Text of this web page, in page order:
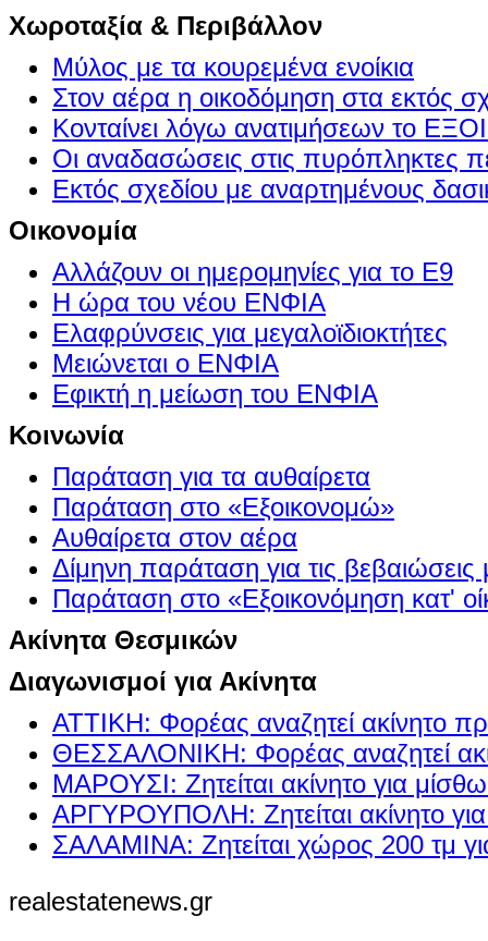
Χωροταξία & Περιβάλλον
Μύλος με τα κουρεμένα ενοίκια
Στον αέρα η οικοδόμηση στα εκτός
Κονταίνει λόγω ανατιμήσεων το
Οι αναδασώσεις στις πυρόπληκτες
Εκτός σχεδίου με αναρτημένους
Οικονομία
Αλλάζουν οι ημερομηνίες για το Ε9
Η ώρα του νέου ΕΝΦΙΑ
Ελαφρύνσεις για μεγαλοϊδιοκτήτες
Μειώνεται ο ΕΝΦΙΑ
Εφικτή η μείωση του ΕΝΦΙΑ
Κοινωνία
Παράταση για τα αυθαίρετα
Παράταση στο «Εξοικονομώ»
Αυθαίρετα στον αέρα
Δίμηνη παράταση για τις βεβαιώσεις
Παράταση στο «Εξοικονόμηση κατ'
Ακίνητα Θεσμικών
Διαγωνισμοί για Ακίνητα
ΑΤΤΙΚΗ: Φορέας αναζητεί ακίνητο
ΘΕΣΣΑΛΟΝΙΚΗ: Φορέας αναζητεί
ΜΑΡΟΥΣΙ: Ζητείται ακίνητο για
ΑΡΓΥΡΟΥΠΟΛΗ: Ζητείται ακίνητο
ΣΑΛΑΜΙΝΑ: Ζητείται χώρος 200 τμ
realestatenews.gr